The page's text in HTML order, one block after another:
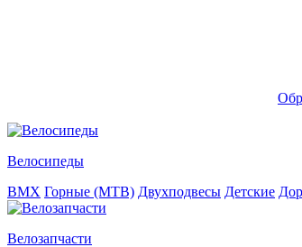
Велосипеды
BMX Горные (MTB) Двухподвесы Детские
Велозапчасти